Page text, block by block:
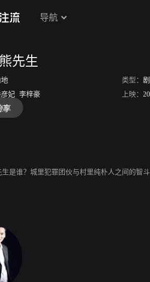
导航
先生
地 类型：
妃 李梓豪 上映：
猫
享
是谁？城里犯罪团伙与村里纯朴人之间的智